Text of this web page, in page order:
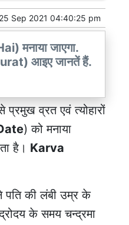
25 Sep 2021 04:40:25 pm
मनाया जाएगा.
आइए जानतें हैं.
प्रमुख व्रत एवं त्योहारों
) को मनाया
है। Karva
पति की लंबी उम्र के
के समय चन्द्रमा